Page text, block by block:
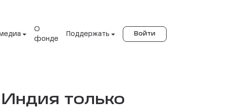
О
фонде
Поддержать Войти
только